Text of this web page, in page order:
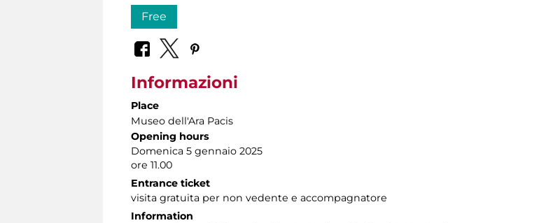
Free
Informazioni
Place
Museo dell'Ara Pacis
Opening hours
Domenica 5 gennaio 2025
ore 11.00
Entrance ticket
visita gratuita per non vedente e accompagnatore
Information